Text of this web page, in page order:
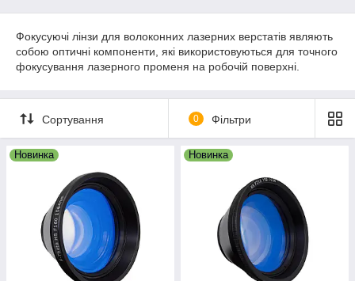
Фокусуючі лінзи для волоконних лазерних верстатів являють
собою оптичні компоненти, які використовуються для точного
фокусування лазерного променя на робочій поверхні.
Сортування 0 Фільтри
Новинка Новинка